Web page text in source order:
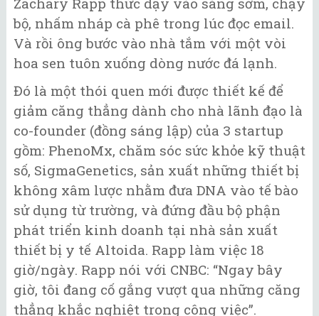
bộ, nhấm nháp cà phê trong lúc đọc email.
Và rồi ông bước vào nhà tắm với một vòi
hoa sen tuôn xuống dòng nước đá lạnh.
Đó là một thói quen mới được thiết kế để
giảm căng thẳng dành cho nhà lãnh đạo là
co-founder (đồng sáng lập) của 3 startup
gồm: PhenoMx, chăm sóc sức khỏe kỹ thuật
số, SigmaGenetics, sản xuất những thiết bị
không xâm lược nhằm đưa DNA vào tế bào
sử dụng từ trường, và đứng đầu bộ phận
phát triển kinh doanh tại nhà sản xuất
thiết bị y tế Altoida. Rapp làm việc 18
giờ/ngày. Rapp nói với CNBC: “Ngay bây
giờ, tôi đang cố gắng vượt qua những căng
thẳng khắc nghiệt trong công việc”.